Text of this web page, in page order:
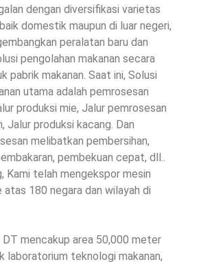
dengan diversifikasi varietas
domestik maupun di luar negeri,
peralatan baru dan
pengolahan makanan secara
pabrik makanan. Saat ini, Solusi
utama adalah pemrosesan
produksi mie, Jalur pemrosesan
Jalur produksi kacang. Dan
melibatkan pembersihan,
pembekuan cepat, dll..
Kami telah mengekspor mesin
atas 180 negara dan wilayah di
DT mencakup area 50,000 meter
laboratorium teknologi makanan,